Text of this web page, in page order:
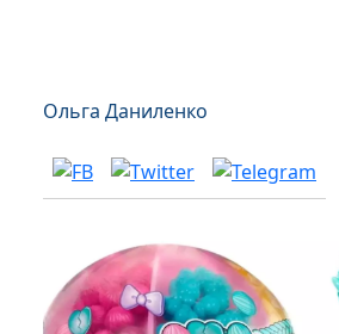
Ольга Даниленко